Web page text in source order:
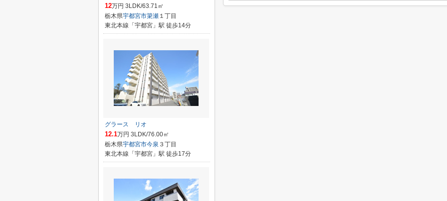
12万円 3LDK/63.71㎡
栃木県宇都宮市簗瀬 １丁目
東北本線「宇都宮」駅 徒歩14分
グラース リオ
12.1万円 3LDK/76.00㎡
栃木県宇都宮市今泉 ３丁目
東北本線「宇都宮」駅 徒歩17分